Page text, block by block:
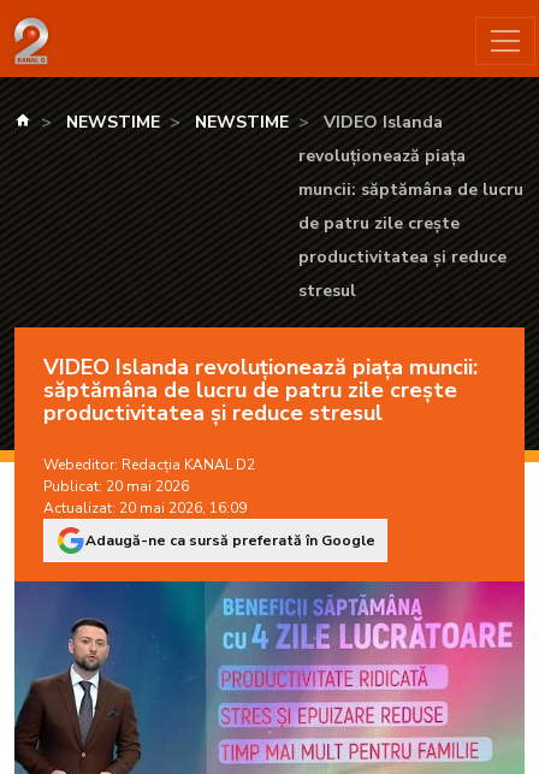
VIDEO Islanda revoluționează piața muncii: săptămâna de
kanald.ro
NEWSTIME NEWSTIME
VIDEO Islanda
revoluționează piața
muncii: săptămâna de lucru
de patru zile crește
productivitatea și reduce
stresul
VIDEO Islanda revoluționează piața muncii:
săptămâna de lucru de patru zile crește
productivitatea și reduce stresul
Webeditor: Redacția KANAL D2
Publicat: 20 mai 2026
Actualizat: 20 mai 2026, 16:09
Adaugă-ne ca sursă preferată în Google